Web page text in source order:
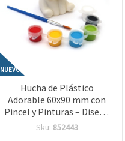
NUEVO
Hucha de Plástico
Adorable 60x90 mm con
Pincel y Pinturas – Diseño
de Cachorro de León con
Sku: 852443